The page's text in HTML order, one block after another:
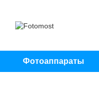
Фотоаппараты